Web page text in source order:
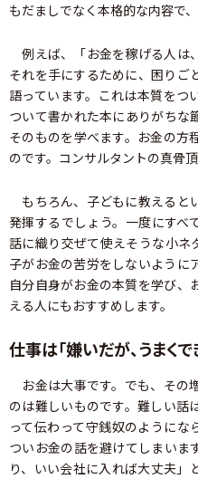
もだましでなく本格的な内容で
例えば、「お金を稼げる人は
それを手にするために、困りご
語っています。これは本質をつ
ついて書かれた本にありがちな
そのものを学べます。お金の方
のです。コンサルタントの真骨頂
もちろん、子どもに教えると
発揮するでしょう。一度にすべ
話に織り交ぜて使えそうな小ネ
子がお金の苦労をしないように
自分自身がお金の本質を学び、
える人にもおすすめします。
仕事は「嫌いだが、うまく
お金は大事です。でも、その
のは難しいものです。難しい話
って伝わって守銭奴のようにな
ついお金の話を避けてしまいま
り、いい会社に入れば大丈夫